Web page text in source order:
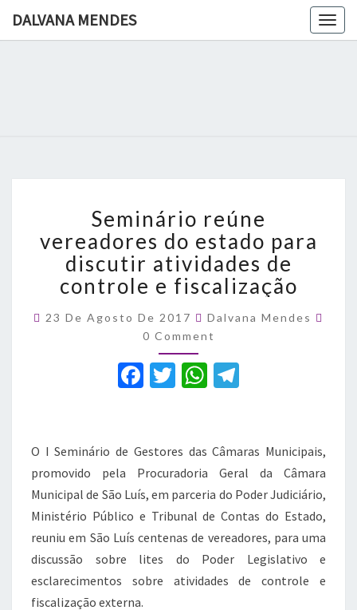
DALVANA MENDES
reúne
vereadores
do
estado
para
atividades
de
controle
fiscalização
Seminário reúne
vereadores do estado para
discutir atividades de
controle e fiscalização
23 De Agosto De 2017 Dalvana Mendes
0 Comment
F
e
b
o
o
k
T
te
r
W
s
A
p
p
gr
a
m
O I Seminário de Gestores das Câmaras Municipais,
promovido pela Procuradoria Geral da Câmara
Municipal de São Luís, em parceria do Poder Judiciário,
Ministério Público e Tribunal de Contas do Estado,
reuniu em São Luís centenas de vereadores, para uma
discussão sobre lites do Poder Legislativo e
esclarecimentos sobre atividades de controle e
fiscalização externa.